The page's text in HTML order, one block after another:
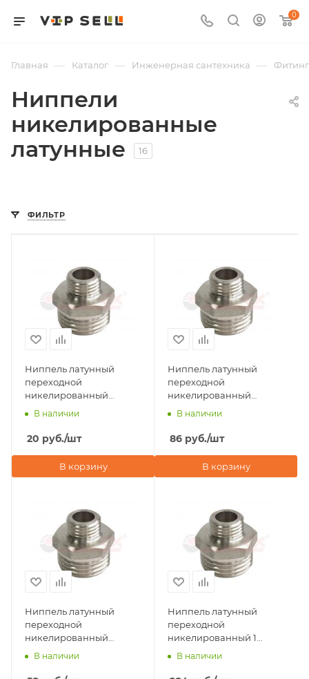
0
Главная — Каталог — Инженерная сантехника —
Ниппели
никелированные
латунные
16
ФИЛЬТР
Ниппель латунный
переходной
никелированный
3/8"х1/4" наружная
В наличии
20 руб./шт
В корзину
Ниппель латунный
переходной
никелированный
3/4"х1/2" наружная
В наличии
86 руб./шт
В корзину
Ниппель латунный
переходной
никелированный
1/2"х1/4" наружная
В наличии
Ниппель латунный
переходной
никелированный 1
1/2"х1/2" наружная
В наличии